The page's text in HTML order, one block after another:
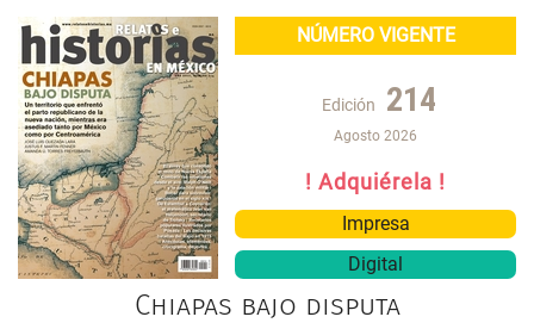
NÚMERO VIGENTE
Edición 214
Agosto 2026
! Adquiérela !
Impresa
Digital
Chiapas bajo disputa